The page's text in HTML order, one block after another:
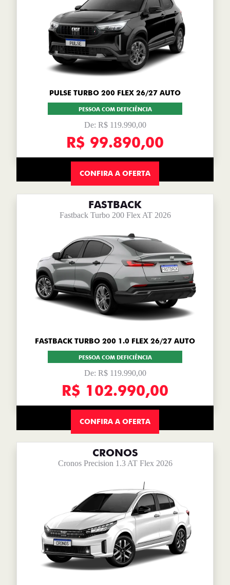
PULSE TURBO 200 FLEX 26/27 AUTO
PESSOA COM DEFICIÊNCIA
De: R$ 119.990,00
R$ 99.890,00
CONFIRA A OFERTA
FASTBACK
Fastback Turbo 200 Flex AT 2026
FASTBACK TURBO 200 1.0 FLEX 26/27 AUTO
PESSOA COM DEFICIÊNCIA
De: R$ 119.990,00
R$ 102.990,00
CONFIRA A OFERTA
CRONOS
Cronos Precision 1.3 AT Flex 2026